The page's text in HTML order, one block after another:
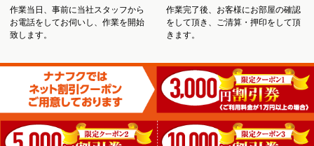
作業当日、事前に当社スタッフから
お電話をしてお伺いし、作業を開始
致します。
作業完了後、お客様にお部屋の確認
をして頂き、ご清算・押印をして頂
きます。